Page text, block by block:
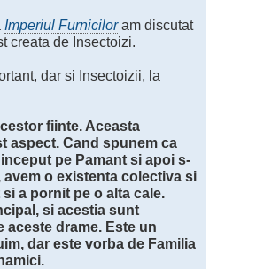
Imperiul Furniciloram discutat
creata de Insectoizi.
dar si Insectoizii, la
fiinte. Aceasta
aspect. Cand spunem ca
pe Pamant si apoi s-
o existenta colectiva si
a pornit pe o alta cale.
si acestia sunt
drame. Este un
dar este vorba de Familia